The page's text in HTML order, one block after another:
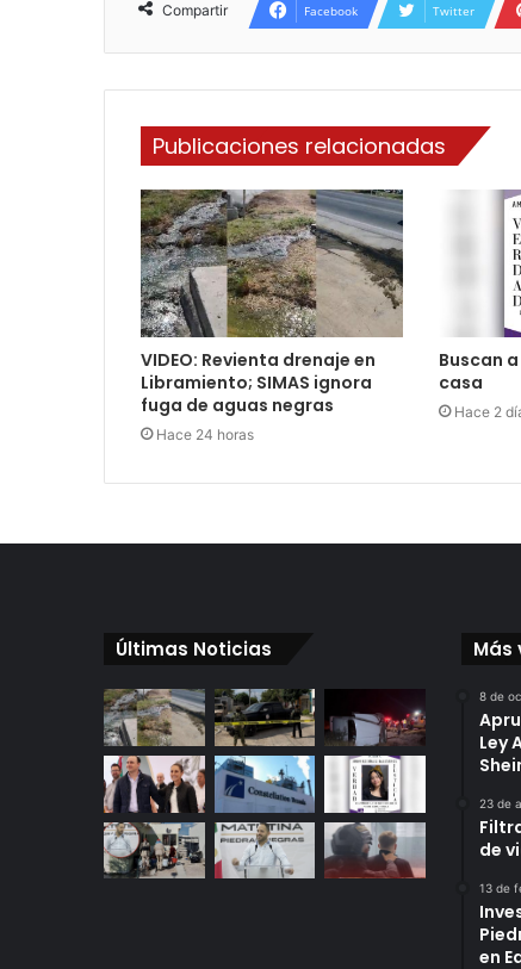
Compartir Facebook Twitter
Publicaciones relacionadas
VIDEO: Revienta drenaje en
Libramiento; SIMAS ignora
fuga de aguas negras
Hace 24 horas
Buscan
casa
Hace 2
Últimas Noticias Más
8 de
Ley
23 de
de
13 de
en